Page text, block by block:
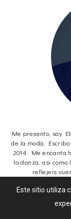
Me presento, soy
de la moda.
2014. Me encanta
la danza, asi
reflejeis
Este sitio utiliza